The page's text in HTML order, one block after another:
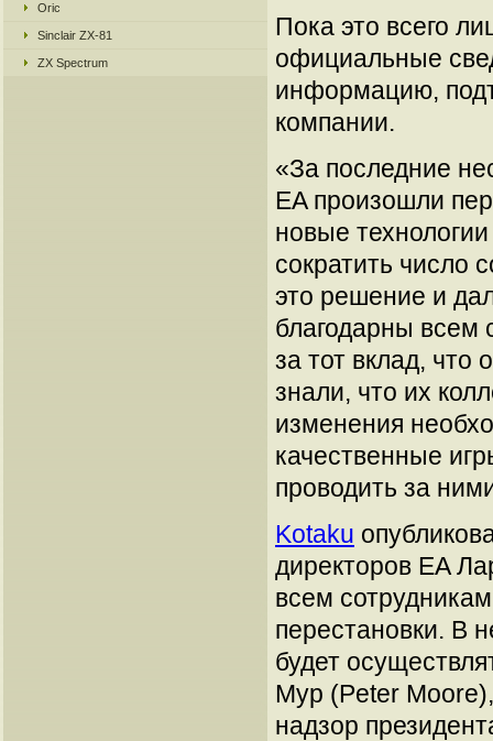
Oric
Sinclair ZX-81
ZX Spectrum
Пока это всего
официальные
информацию,
компании.
«За последние
EA произошли
новые
сократить число
это решение и
благодарны
за тот вклад, что
знали, что их
изменения
качественные
проводить за
Kotaku
директоров EA
всем
перестановки. В
будет
Мур (Peter
надзор